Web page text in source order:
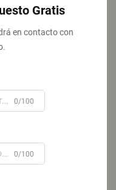
Gratis
en contacto con
0/100
0/100